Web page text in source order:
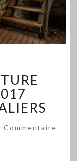
Commentaire